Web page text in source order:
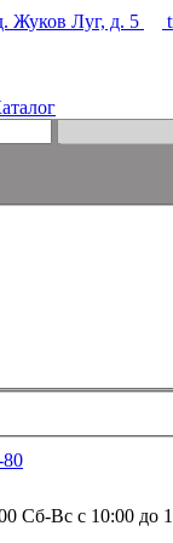
Жуков Луг, д. 5
80
Сб-Вс с 10:00 до